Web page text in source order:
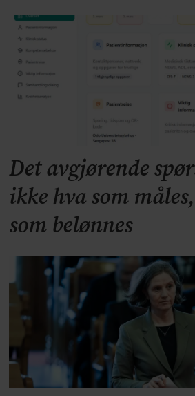
Det avgjørende
ikke hva som
som belønnes